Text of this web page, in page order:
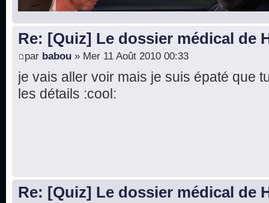
Re: [Quiz] Le dossier médical de
par babou » Mer 11 Août 2010 00:33
je vais aller voir mais je suis épaté que
les détails :cool:
Re: [Quiz] Le dossier médical de